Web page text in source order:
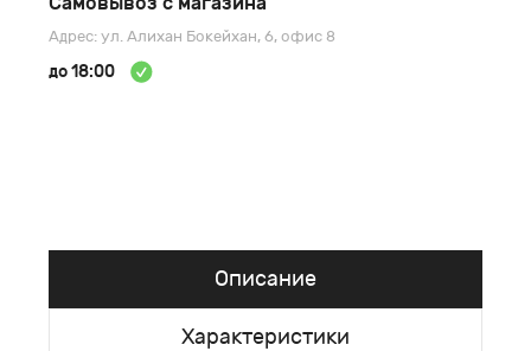
Адрес: ул. Алихан Бокейхан, 6, офис 8
до 18:00
Описание
Характеристики